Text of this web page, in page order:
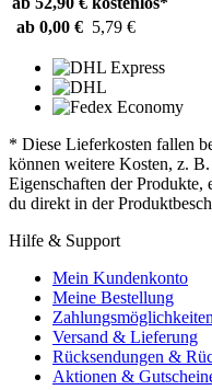
ab 0,00 € 5,79 €
* Diese Lieferkosten fallen
können weitere Kosten, z.
Eigenschaften der Produkte,
du direkt in der
Hilfe & Support
Mein Kundenkonto
Meine Bestellung
Zahlungsmöglichkeiten
Versand & Lieferung
Rücksendungen &
Aktionen &